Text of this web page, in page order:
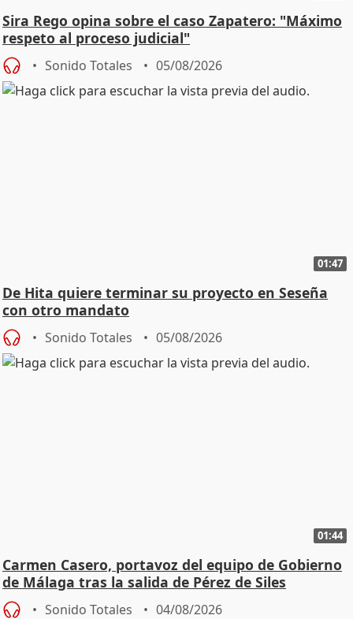
Sira Rego opina sobre el caso Zapatero: "Máximo
respeto al proceso judicial"
Sonido Totales 05/08/2026
01:47
De Hita quiere terminar su proyecto en Seseña
con otro mandato
Sonido Totales 05/08/2026
01:44
Carmen Casero, portavoz del equipo de Gobierno
de Málaga tras la salida de Pérez de Siles
Sonido Totales 04/08/2026